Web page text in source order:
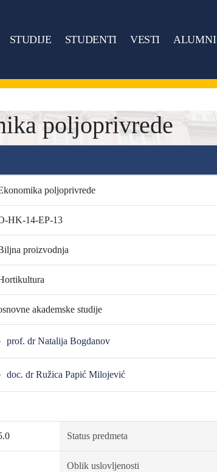
STUDIJE STUDENTI VESTI ALUMNI
poljoprivrede
poljoprivrede
HK-14-EP-13
proizvodnja
akademske studije
prof. dr Natalija Bogdanov
doc. dr Ružica Papić Milojević
Status predmeta
Oblik uslovljenosti